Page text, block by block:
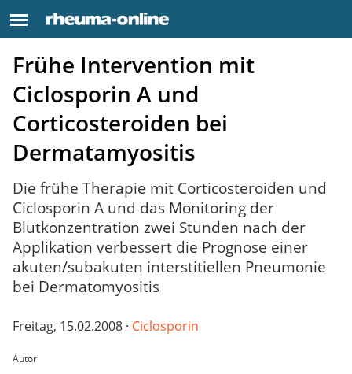
Frühe Intervention mit
Ciclosporin A und
Corticosteroiden bei
Dermatamyositis
Die frühe Therapie mit Corticosteroiden und
Ciclosporin A und das Monitoring der
Blutkonzentration zwei Stunden nach der
Applikation verbessert die Prognose einer
akuten/subakuten interstitiellen Pneumonie
bei Dermatomyositis
Freitag, 15.02.2008 · Ciclosporin
Autor